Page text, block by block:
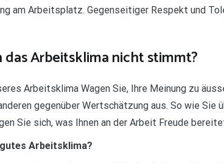
am Arbeitsplatz. Gegenseitiger Respekt und
das Arbeitsklima nicht stimmt?
Arbeitsklima Wagen Sie, Ihre Meinung zu
gegenüber Wertschätzung aus. So wie Sie
Sie sich, was Ihnen an der Arbeit Freude
Arbeitsklima?